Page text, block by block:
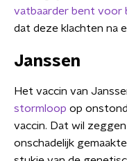
vatbaarder bent voor
dat deze klachten na
Janssen
Het vaccin van
stormloop op
vaccin. Dat wil
onschadelijk